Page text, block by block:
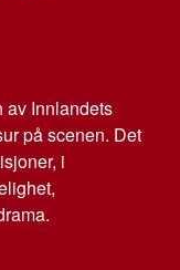
av Innlandets
på scenen. Det
i